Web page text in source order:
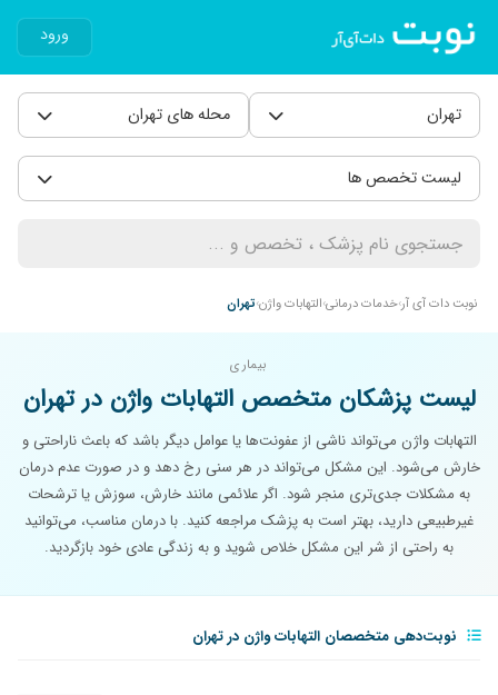
ورود
تهران محله های تهران
لیست تخصص ها
نوبت دات آی آر خدمات درمانی التهابات واژن تهران
بیماری
لیست پزشکان متخصص التهابات واژن در تهران
التهابات واژن می‌تواند ناشی از عفونت‌ها یا عوامل دیگر باشد که باعث ناراحتی و
خارش می‌شود. این مشکل می‌تواند در هر سنی رخ دهد و در صورت عدم درمان
به مشکلات جدی‌تری منجر شود. اگر علائمی مانند خارش، سوزش یا ترشحات
غیرطبیعی دارید، بهتر است به پزشک مراجعه کنید. با درمان مناسب، می‌توانید
به راحتی از شر این مشکل خلاص شوید و به زندگی عادی خود بازگردید.
نوبت‌دهی متخصصان التهابات واژن در تهران